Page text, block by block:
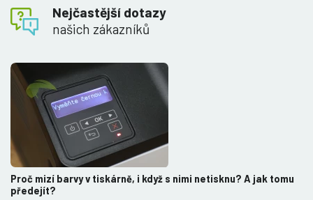
Nejčastější dotazy
našich zákazníků
Proč mizí barvy v tiskárně, i když s nimi netisknu? A jak tomu
předejít?